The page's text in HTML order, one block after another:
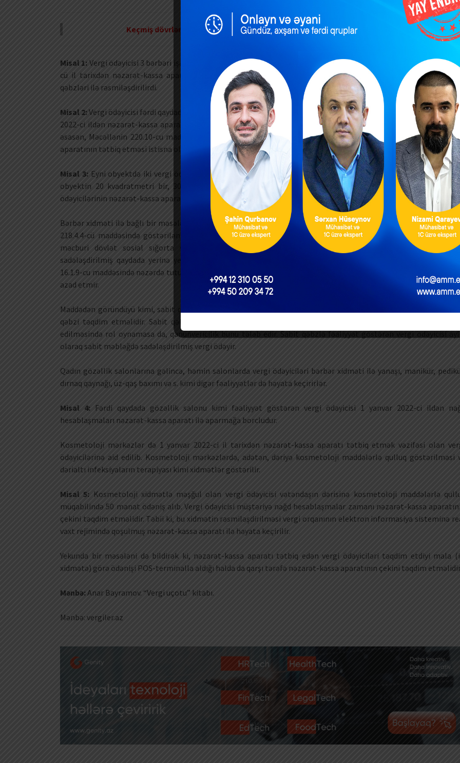
Keçmiş dövrlərdə artıq ödənilmiş ƏDV məbləği sonradan əvəzləşdirilə bilərmi?
Misal 1: Vergi ödəyicisi 3 bərbəri işə qəbul edərək bərbərxana xidməti göstərir. Bu halda vergi ödəyicisi 1 yanvar
cü il tarixdən nəzarət-kassa aparatı tətbiq etməlidir. Həmin tarixə qədər isə nağd əməliyyatlar kassa
qəbzləri ilə rəsmiləşdirilirdi.
Misal 2:Vergi ödəyicisi fərdi qaydada, sabit qəbzlə bərbər xidməti göstərir. Bu halda həmin vergi ödəyicisinin 1
2022-ci ildən nəzarət-kassa aparatı tətbiq etməsinə ehtiyac yoxdur. Cünki Vergi Məcəlləsinin 16.1.8.6-cı
əsasən, Məcəllənin 220.10-cu maddəsinə uyğun olaraq fərdi qaydada göstərilən bərbər fəaliyyətinə nəzarət-
aparatının tətbiq etməsi istisna olunan hallara aid edilib.
Misal 3:Eyni obyektdə iki vergi ödəyicisi ayrı-ayrı icarə müqaviləsi ilə bərbər fəaliyyəti göstərir. 50
obyektin 20 kvadratmetri bir, 30 kvadratmetri isə digər vergi ödəyicisinin istifadəsindədir. Belə olduqda
ödəyicilərinin nəzarət-kassa aparatı tətbiq etməsi mütləq tələb sayılmır.
Bərbər xidməti ilə bağlı bir məsələni də qeyd edək ki, Vergi Məcəlləsinin 221.8.10-cu maddəsinə əsasən,
218.4.4-cü maddəsində göstərilən fiziki şəxslərin vergi öhdəliklərini “Sadələşdirilmiş vergi üzrə sabit
məcburi dövlət sosial sığorta və icbari tibbi sığorta haqqının ödənilməsi haqqında qəbz” əldə
sadələşdirilmiş qaydada yerinə yetirməsi həmin şəxsləri nağd pul hesablaşmaları zamanı alıcıya bu
16.1.9-cu maddəsində nəzərdə tutulmuş müvafiq qəbz və digər ciddi hesabat blanklarını təqdim etmək
azad etmir.
Maddədən göründüyü kimi, sabit qəbzlə fəaliyyət göstərən vergi ödəyicisi də nağd hesablaşmalar zamanı
qəbzi təqdim etməlidir. Sabit qəbzlə fəaliyyət göstərən şəxslərin dövriyyəsi onların vergi öhdəliyinin
edilməsində rol oynamasa da, qanunvericilik bunu tələb edir. Sabit qəbzlə fəaliyyət göstərən vergi ödəyicisi
olaraq sabit məbləğdə sadələşdirilmiş vergi ödəyir.
Qadın gözəllik salonlarına gəlincə, həmin salonlarda vergi ödəyiciləri bərbər xidməti ilə yanaşı, manikür,
dırnaq qaynağı, üz-qaş baxımı və s. kimi digər fəaliyyətlər də həyata keçirirlər.
Misal 4: Fərdi qaydada gözəllik salonu kimi fəaliyyət göstərən vergi ödəyicisi 1 yanvar 2022-ci ildən
hesablaşmaları nəzarət-kassa aparatı ilə aparmağa borcludur.
Kosmetoloji mərkəzlər də 1 yanvar 2022-ci il tarixdən nəzarət-kassa aparatı tətbiq etmək vəzifəsi olan
ödəyicilərinə aid edilib. Kosmetoloji mərkəzlərdə, adətən, dəriyə kosmetoloji maddələrlə qulluq göstərilməsi
dərialtı infeksiyaların terapiyası kimi xidmətlər göstərilir.
Misal 5: Kosmetoloji xidmətlə məşğul olan vergi ödəyicisi vətəndaşın dərisinə kosmetoloji maddələrlə
müqabilində 50 manat ödəniş alıb. Vergi ödəyicisi müştəriyə nağd hesablaşmalar zamanı nəzarət-kassa
çekini təqdim etməlidir. Təbii ki, bu xidmətin rəsmiləşdirilməsi vergi orqanının elektron informasiya sisteminə
vaxt rejimində qoşulmuş nəzarət-kassa aparatı ilə həyata keçirilir.
Yekunda bir məsələni də bildirək ki, nəzarət-kassa aparatı tətbiq edən vergi ödəyiciləri təqdim etdiyi mala
xidmətə) görə ödənişi POS-terminalla aldığı halda da qarşı tərəfə nəzarət-kassa aparatının çekini təqdim
Mənbə:Anar Bayramov. “Vergi uçotu” kitabı.
Mənbə: vergiler.az